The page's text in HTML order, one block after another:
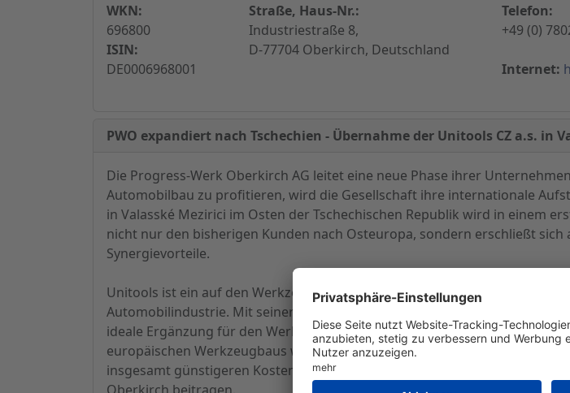
WKN:
696800
ISIN:
DE0006968001
Straße, Haus-Nr.:
Industriestraße 8,
D-77704 Oberkirch, Deutschland
Telefon:
+49 (0)
Internet:
PWO expandiert nach Tschechien - Übernahme der Unitools CZ a.s. in
Die Progress-Werk Oberkirch AG leitet eine neue Phase ihrer
Automobilbau zu profitieren, wird die Gesellschaft ihre internationale
in Valasské Mezirici im Osten der Tschechischen Republik wird in einem
nicht nur den bisherigen Kunden nach Osteuropa, sondern erschließt
Synergievorteile.
Unitools ist ein auf den Werkzeugbau spezialisiertes Unternehmen und
Automobilindustrie. Mit seiner umfangreichen Know-how Basis und
ideale Ergänzung für den Werkzeugbau von PWO dar. Gegenseitiger
europäischen Werkzeugbaus werden PWO zukünftig in die Lage
insgesamt günstigeren Kosten zurückgreifen zu können. Damit wird der